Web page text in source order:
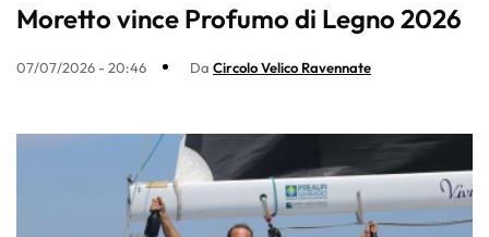
Moretto vince Profumo di Legno 2026
07/07/2026 - 20:46 Da Circolo Velico Ravennate